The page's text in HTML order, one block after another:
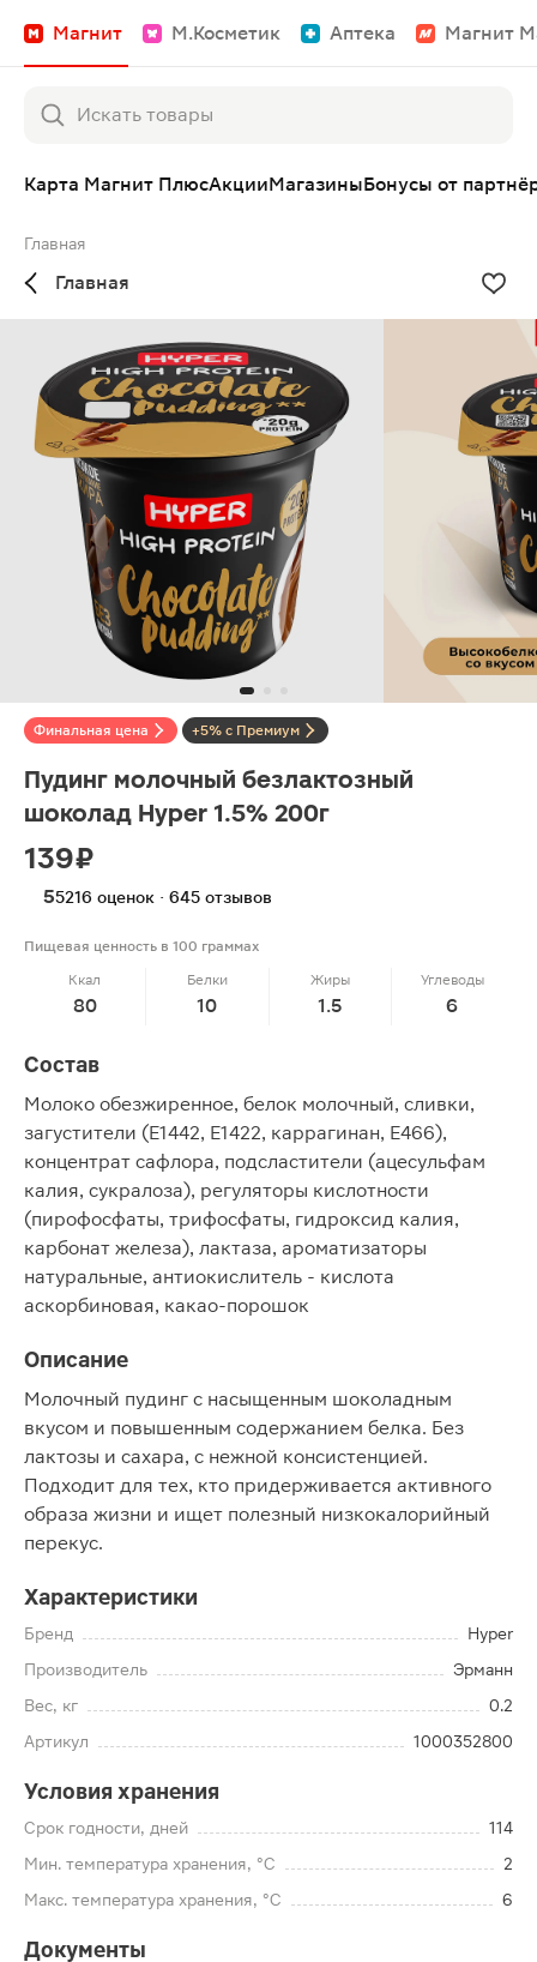
Магнит М.Косметик Аптека Магнит
Карта Магнит ПлюсАкцииМагазиныБонусы от
Главная
Главная
Финальная цена +5% с Премиум
Пудинг молочный безлактозный
шоколад Hyper 1.5% 200г
139 ₽
55216 оценок · 645 отзывов
Пищевая ценность в 100 граммах
Ккал
80
Белки
10
Жиры
1.5
Углеводы
6
Состав
Молоко обезжиренное, белок молочный, сливки,
загустители (E1442, E1422, каррагинан, E466),
концентрат сафлора, подсластители (ацесульфам
калия, сукралоза), регуляторы кислотности
(пирофосфаты, трифосфаты, гидроксид калия,
карбонат железа), лактаза, ароматизаторы
натуральные, антиокислитель - кислота
аскорбиновая, какао-порошок
Описание
Молочный пудинг с насыщенным шоколадным
вкусом и повышенным содержанием белка. Без
лактозы и сахара, с нежной консистенцией.
Подходит для тех, кто придерживается активного
образа жизни и ищет полезный низкокалорийный
перекус.
Характеристики
Бренд
Hyper
Производитель
Эрманн
Вес, кг
0.2
Артикул
1000352800
Условия хранения
Срок годности, дней
114
Мин. температура хранения, °C
2
Макс. температура хранения, °C
6
Документы